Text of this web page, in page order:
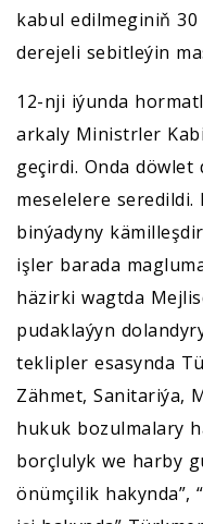
kabul edilmeginiň
derejeli sebitleýin
12-nji iýunda
arkaly Ministrler
geçirdi. Onda
meselelere
binýadyny
işler barada
häzirki wagtda
pudaklaýyn
teklipler esasynda
Zähmet, Sanitariýa,
hukuk bozulmalary
borçlulyk we harby
önümçilik hakynda”,